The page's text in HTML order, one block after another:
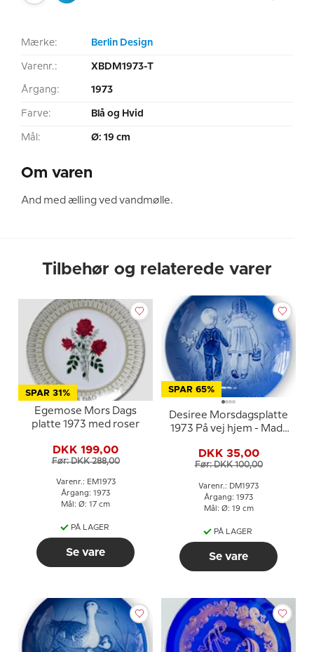
Mærke: Berlin Design
Varenr.: XBDM1973-T
Årgang: 1973
Farve: Blå og Hvid
Mål: Ø: 19 cm
Om varen
And med ælling ved vandmølle.
Tilbehør og relaterede varer
SPAR 31%
Egemose Mors Dags
platte 1973 med roser
DKK 199,00
Før: DKK 288,00
Varenr.: EM1973
Årgang: 1973
Mål: Ø: 17 cm
PÅ LAGER
Se vare
SPAR 65%
Desiree Morsdagsplatte
1973 På vej hjem - Mads
DKK 35,00
Før: DKK 100,00
Varenr.: DM1973
Årgang: 1973
Mål: Ø: 19 cm
PÅ LAGER
Se vare